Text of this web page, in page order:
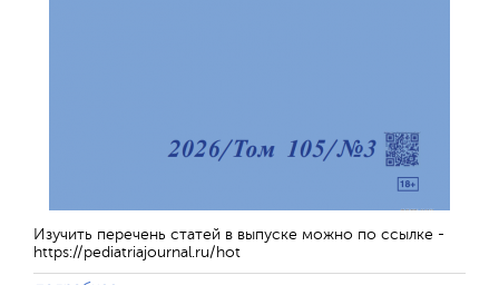
Изучить перечень статей в выпуске можно по ссылке -
https://pediatriajournal.ru/hot